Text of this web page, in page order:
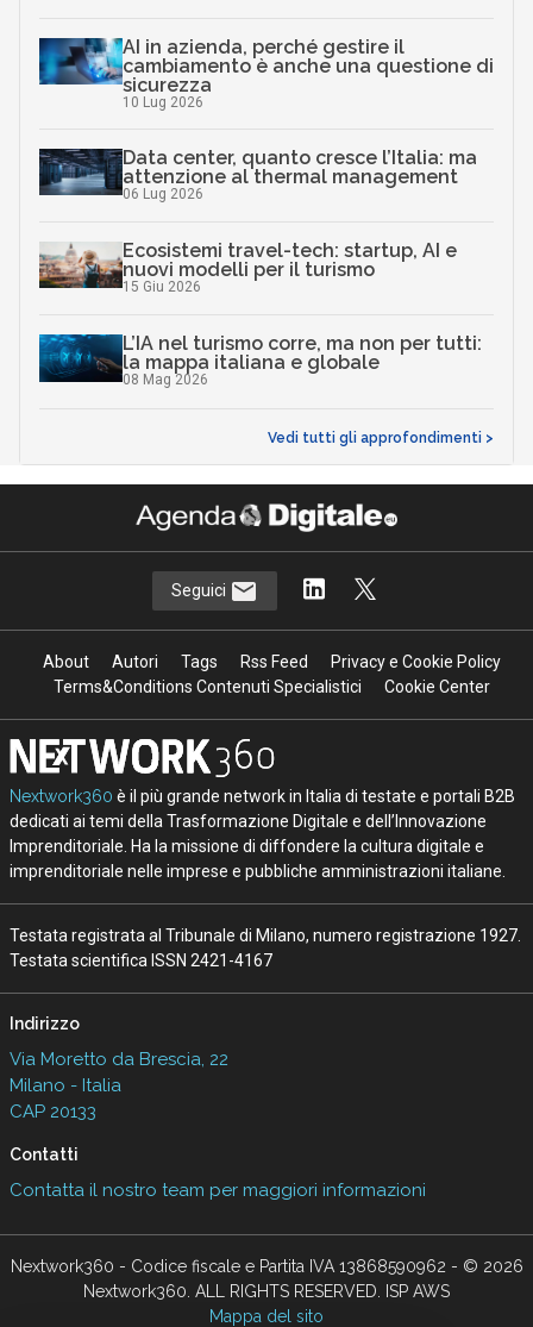
AI in azienda, perché gestire il
cambiamento è anche una questione di
sicurezza
10 Lug 2026
Data center, quanto cresce l’Italia: ma
attenzione al thermal management
06 Lug 2026
Ecosistemi travel-tech: startup, AI e
nuovi modelli per il turismo
15 Giu 2026
L’IA nel turismo corre, ma non per tutti:
la mappa italiana e globale
08 Mag 2026
Vedi tutti gli approfondimenti >
Seguici
About Autori Tags Rss Feed
Privacy e Cookie Policy
Terms&Conditions Contenuti Specialistici
Cookie Center
Nextwork360 è il più grande network in Italia di testate e portali B2B
dedicati ai temi della Trasformazione Digitale e dell’Innovazione
Imprenditoriale. Ha la missione di diffondere la cultura digitale e
imprenditoriale nelle imprese e pubbliche amministrazioni italiane.
Testata registrata al Tribunale di Milano, numero registrazione 1927.
Testata scientifica ISSN 2421-4167
Indirizzo
Via Moretto da Brescia, 22
Milano - Italia
CAP 20133
Contatti
Contatta il nostro team per maggiori informazioni
Nextwork360 - Codice fiscale e Partita IVA 13868590962 - © 2026
Nextwork360. ALL RIGHTS RESERVED. ISP AWS
Mappa del sito